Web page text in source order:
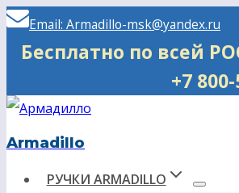
Перейти
Email: Armadillo-msk@yandex.ru
Бесплатно по
+7
Armadillo
РУЧКИ ARMADILLO